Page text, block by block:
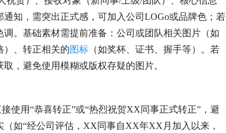
知，需突出正式感，可加入公司LOGo或品牌色；若
。基础素材需提前准备：公司或团队相关图片（如
）、转正相关的图标 （如奖杯、证书、握手等）。若
，避免使用模糊或版权存疑的图片。
使用“恭喜转正”或“热烈祝贺XX同事正式转正”，避
如“经公司评估，XX同事自XX年XX月加入以来，